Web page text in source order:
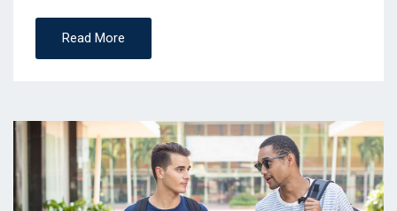
Read More